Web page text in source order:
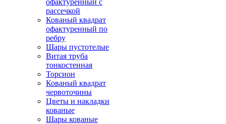
офактуренный с
рассечкой
Кованый квадрат
офактуренный по
ребру
Шары пустотелые
Витая труба
тонкостенная
Торсион
Кованый квадрат
червоточины
Цветы и накладки
кованые
Шары кованые